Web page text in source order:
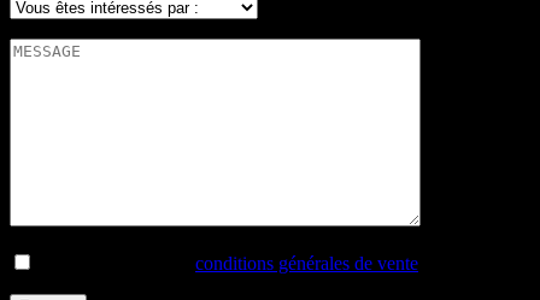
conditions générales de vente